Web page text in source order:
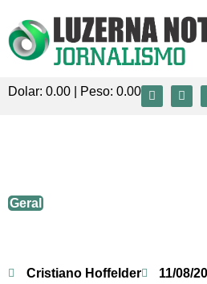
Dolar: 0.00 | Peso: 0.00
Geral
Cristiano Hoffelder 11/08/